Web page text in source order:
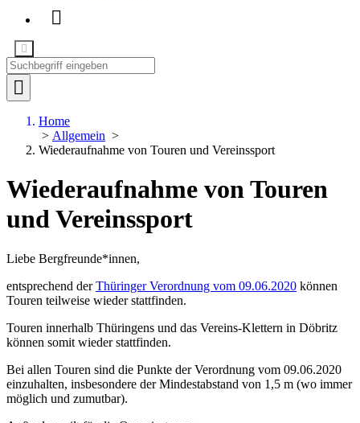
Home
> Allgemein >
Wiederaufnahme von Touren und Vereinssport
Wiederaufnahme von Touren
und Vereinssport
Liebe Bergfreunde*innen,
entsprechend derThüringer Verordnung vom 09.06.2020 können
Touren teilweise wieder stattfinden.
Touren innerhalb Thüringens und das Vereins-Klettern in Döbritz
können somit wieder stattfinden.
Bei allen Touren sind die Punkte der Verordnung vom 09.06.2020
einzuhalten, insbesondere der Mindestabstand von 1,5 m (wo immer
möglich und zumutbar).